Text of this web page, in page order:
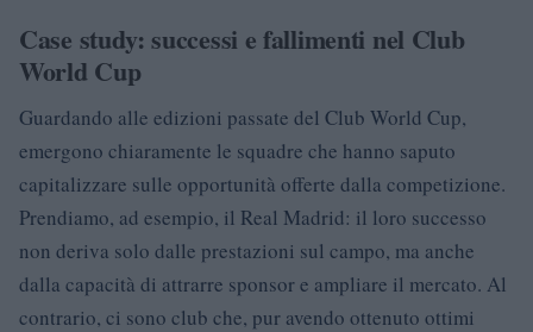
Case study: successi e fallimenti nel Club
World Cup
Guardando alle edizioni passate del Club World Cup,
emergono chiaramente le squadre che hanno saputo
capitalizzare sulle opportunità offerte dalla competizione.
Prendiamo, ad esempio, il Real Madrid: il loro successo
non deriva solo dalle prestazioni sul campo, ma anche
dalla capacità di attrarre sponsor e ampliare il mercato. Al
contrario, ci sono club che, pur avendo ottenuto ottimi